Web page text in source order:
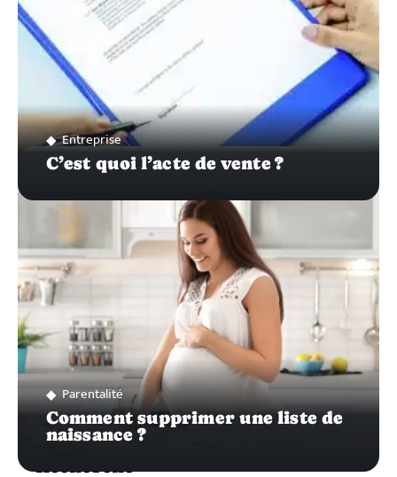
Entreprise
C’est quoi l’acte de vente ?
Parentalité
Comment supprimer une liste de
naissance ?
Recherche